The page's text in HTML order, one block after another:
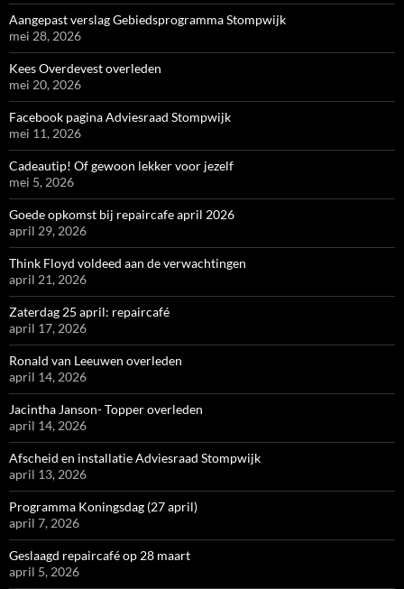
Aangepast verslag Gebiedsprogramma Stompwijk
mei 28, 2026
Kees Overdevest overleden
mei 20, 2026
Facebook pagina Adviesraad Stompwijk
mei 11, 2026
Cadeautip! Of gewoon lekker voor jezelf
mei 5, 2026
Goede opkomst bij repaircafe april 2026
april 29, 2026
Think Floyd voldeed aan de verwachtingen
april 21, 2026
Zaterdag 25 april: repaircafé
april 17, 2026
Ronald van Leeuwen overleden
april 14, 2026
Jacintha Janson- Topper overleden
april 14, 2026
Afscheid en installatie Adviesraad Stompwijk
april 13, 2026
Programma Koningsdag (27 april)
april 7, 2026
Geslaagd repaircafé op 28 maart
april 5, 2026